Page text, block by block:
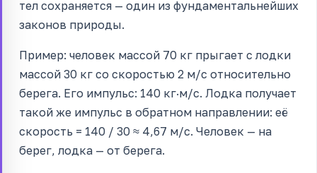
тел сохраняется — один из фундаментальнейших
законов природы.
Пример: человек массой 70 кг прыгает с лодки
массой 30 кг со скоростью 2 м/с относительно
берега. Его импульс: 140 кг·м/с. Лодка получает
такой же импульс в обратном направлении: её
скорость = 140 / 30 ≈ 4,67 м/с. Человек — на
берег, лодка — от берега.